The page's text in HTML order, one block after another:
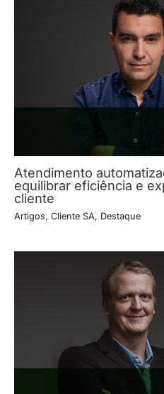
Atendimento
equilibrar eficiência e
cliente
Artigos, Cliente SA, Destaque